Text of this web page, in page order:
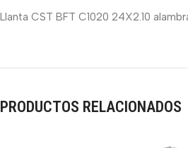
Llanta CST BFT C1020 24X2.10
PRODUCTOS RELACIONADOS